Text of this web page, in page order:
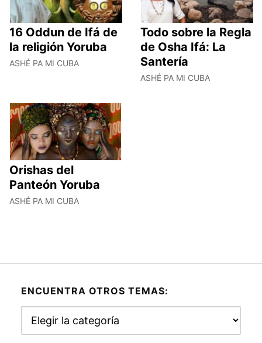
16 Oddun de Ifá de
la religión Yoruba
ASHÉ PA MI CUBA
Todo sobre la Regla
de Osha Ifá: La
Santería
ASHÉ PA MI CUBA
Orishas del
Panteón Yoruba
ASHÉ PA MI CUBA
ENCUENTRA OTROS TEMAS:
otros